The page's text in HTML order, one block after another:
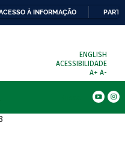
À INFORMAÇÃO
ENGLISH
ACESSIBILIDADE
A+ A-